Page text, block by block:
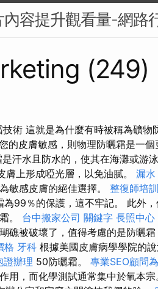
容提升觀看量-網路
(249)
術 這就是為什麼有時被稱為礦物
的皮膚敏感，則物理防曬霜是一個
汗水且防水的，使其在海灘或游
膚上形成啞光層，以免油膩。 漏水
敏感皮膚的絕佳選擇。 整復師培訓
99％的保護，這不牢記。 此外
。 台中搬家公司 關鍵字 長照中心
礁被破壞了，值得考慮的是防曬霜
格 牙科 根據美國皮膚病學學院的
證辦理 50防曬霜。 專業SEO顧問
用，而化學測試通常集中於氧本宗